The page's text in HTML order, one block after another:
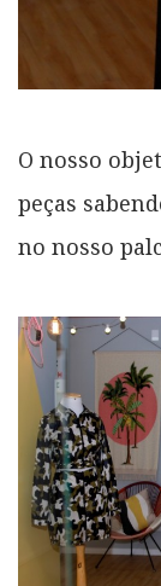
O nosso
peças
no nosso